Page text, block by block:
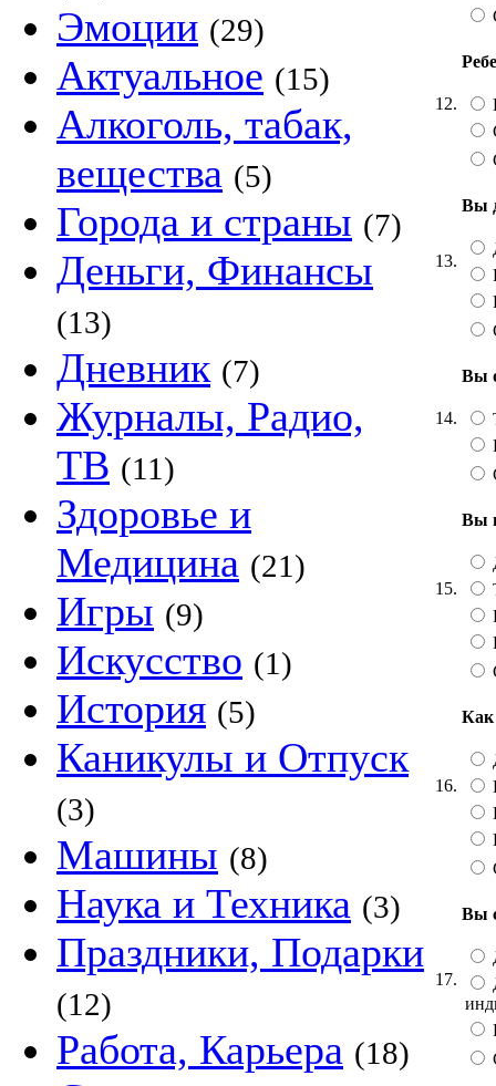
Эмоции (29)
Актуальное (15)
Алкоголь, табак,
вещества (5)
Города и страны (7)
Деньги, Финансы
(13)
Дневник (7)
Журналы, Радио,
ТВ (11)
Здоровье и
Медицина (21)
Игры (9)
Искусство (1)
История (5)
Каникулы и Отпуск
(3)
Машины (8)
Наука и Техника (3)
Праздники, Подарки
(12)
Работа, Карьера (18)
12.
13.
Вы
14.
Вы
15.
Вы
16.
Как
17.
Вы